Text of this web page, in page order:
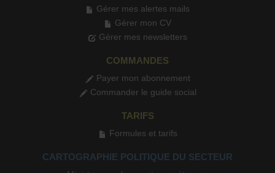
Gérer mes alertes mails
Gérer mon CV
Gérer mes newsletters
COMMANDES
Payer mon abonnement
Commander le guide social
TARIFS
Formules et tarifs
CARTOGRAPHIE POLITIQUE DU SECTEUR